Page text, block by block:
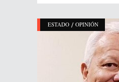
ESTADO / OPINIÓN